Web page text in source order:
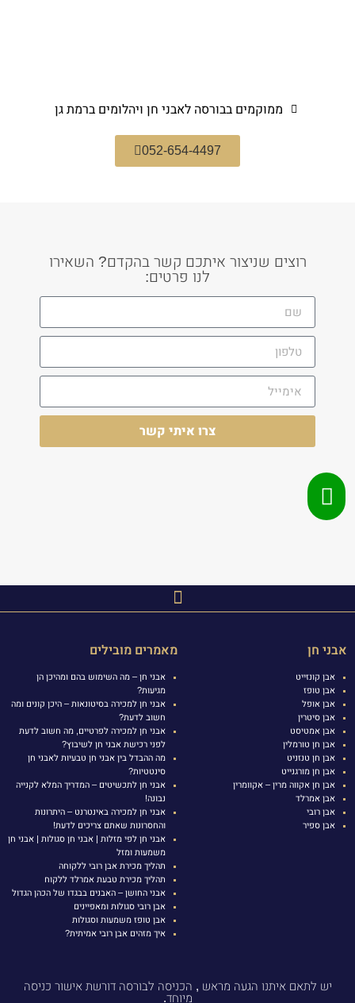
ממוקמים בבורסה לאבני חן ויהלומים ברמת גן
052-654-4497
רוצים שניצור איתכם קשר בהקדם? השאירו
לנו פרטים:
צרו איתי קשר
אבני חן
אבן קונזייט
אבן טופז
אבן אופל
אבן סיטרין
אבן אמטיסט
אבן חן טורמלין
אבן חן טנזניט
אבן חן מורגנייט
אבן חן אקווה מרין – אקוומרין
אבן אמרלד
אבן רובי
אבן ספיר
מאמרים מובילים
אבני חן – מה השימוש בהם ומהיכן הן
מגיעות?
אבני חן למכירה בסיטונאות – היכן קונים ומה
חשוב לדעת?
אבני חן למכירה לפרטיים, מה חשוב לדעת
לפני רכישת אבני חן לשיבוץ?
מה ההבדל בין אבני חן טבעיות לאבני חן
סינטטיות?
אבני חן לתכשיטים – המדריך המלא לקנייה
נבונה!
אבני חן למכירה באינטרנט – היתרונות
והחסרונות שאתם צריכים לדעת!
אבני חן לפי מזלות | אבני חן סגולות | אבני חן
משמעות ומזל
תהליך מכירת אבן רובי ללקוחה
תהליך מכירת טבעת אמרלד ללקוח
אבני החושן – האבנים בבגדו של הכהן הגדול
אבן רובי סגולות ומאפיינים
אבן טופז משמעות וסגולות
איך מזהים אבן רובי אמיתית?
יש לתאם איתנו הגעה מראש , הכניסה לבורסה דורשת אישור כניסה
מיוחד.